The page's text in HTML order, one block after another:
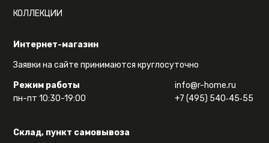
Интернет-магазин
Заявки на сайте принимаются круглосуточно
Режим работы
пн-пт 10:30-19:00
info@r-home.ru
+7 (495) 540‑45‑55
Склад, пункт самовывоза
КОЛЛЕКЦИИ